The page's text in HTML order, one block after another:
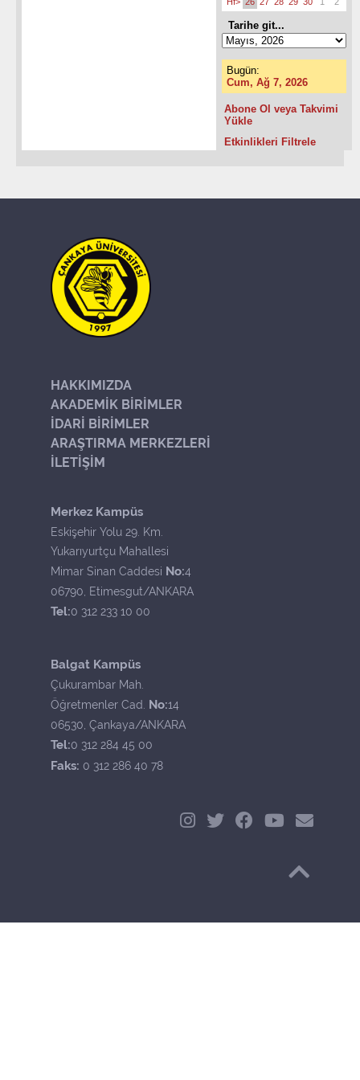
Tarihe git...
Bugün:
Cum, Ağ 7, 2026
Abone Ol veya Takvimi
Yükle
Etkinlikleri Filtrele
HAKKIMIZDA
AKADEMİK BİRİMLER
İDARİ BİRİMLER
ARAŞTIRMA MERKEZLERİ
İLETİŞİM
Merkez Kampüs
Eskişehir Yolu 29. Km.
Yukarıyurtçu Mahallesi
Mimar Sinan Caddesi No:4
06790, Etimesgut/ANKARA
Tel:0 312 233 10 00
Balgat Kampüs
Çukurambar Mah.
Öğretmenler Cad. No:14
06530, Çankaya/ANKARA
Tel:0 312 284 45 00
Faks: 0 312 286 40 78